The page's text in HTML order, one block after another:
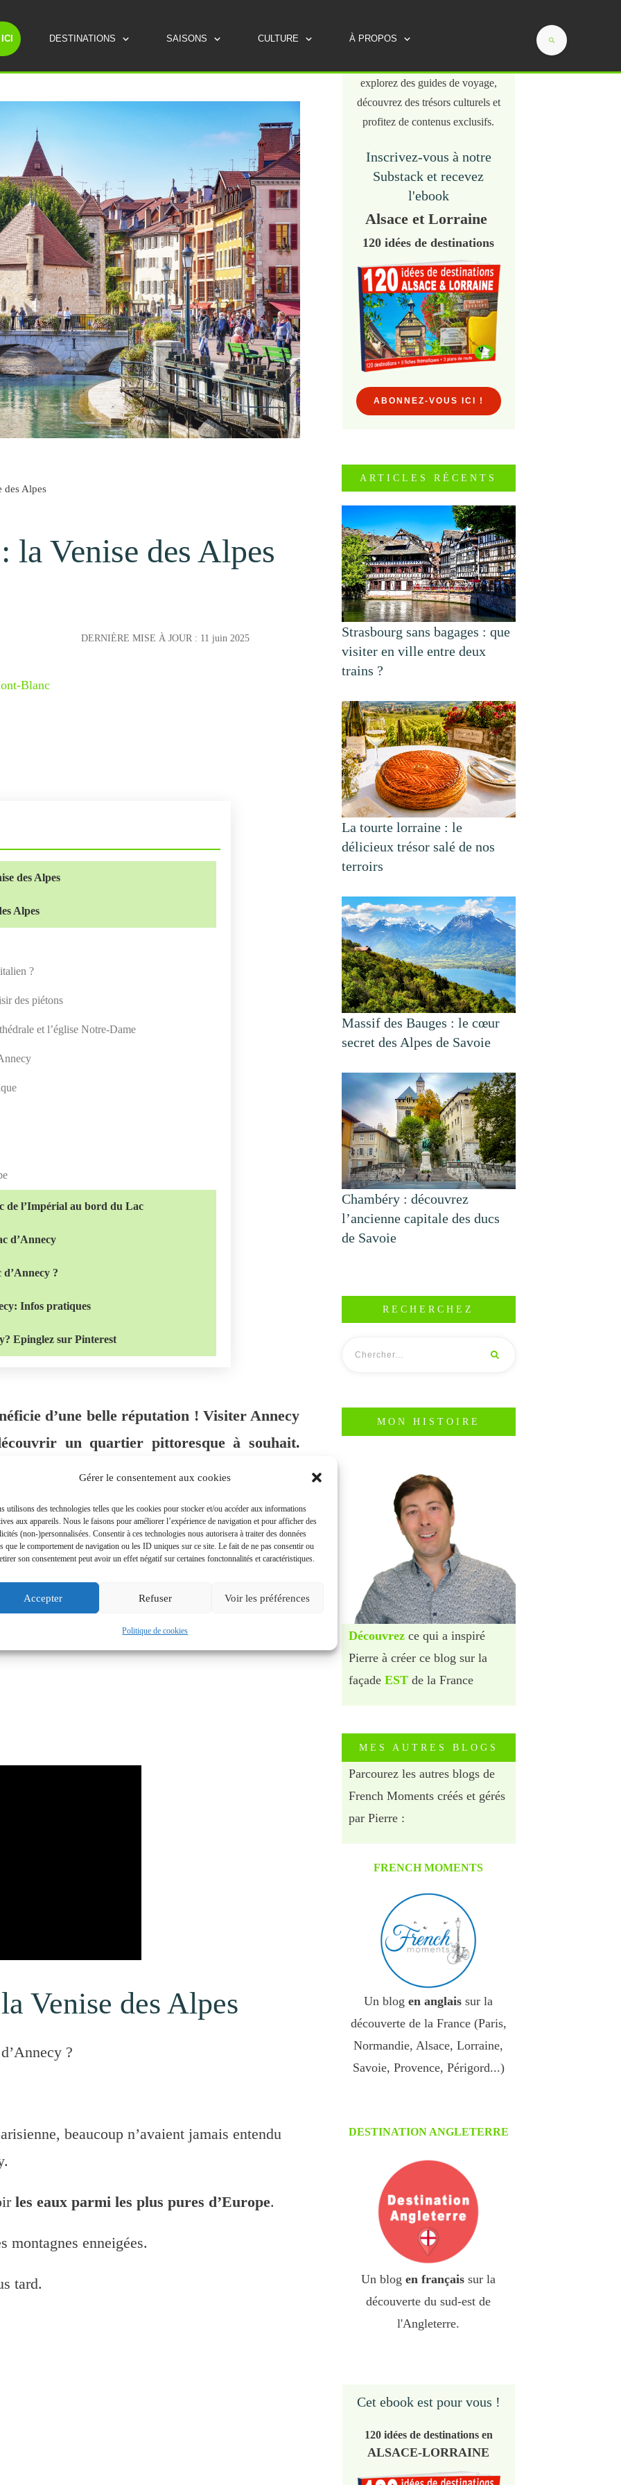
Gérer le consentement aux cookies
utilisons des technologies telles que les cookies pour stocker et/ou accéder aux informations
aux appareils. Nous le faisons pour améliorer l’expérience de navigation et pour afficher des
(non-)personnalisées. Consentir à ces technologies nous autorisera à traiter des données
que le comportement de navigation ou les ID uniques sur ce site. Le fait de ne pas consentir ou
son consentement peut avoir un effet négatif sur certaines fonctonnalités et caractéristiques.
Accepter Refuser Voir les préférences
Politique de cookies
DESTINATIONS SAISONS CULTURE À PROPOS
des Alpes
Venise des Alpes
DERNIÈRE MISE À JOUR : 11 juin 2025
Blanc
des Alpes
Alpes
?
des piétons
et l’église Notre-Dame
de l’Impérial au bord du Lac
d’Annecy
?
Infos pratiques
Epinglez sur Pinterest
d’une belle réputation ! Visiter Annecy
un quartier pittoresque à souhait.
fleuris l’été… il flotte un petit air vénitien.
et le carnaval vénitien organisé à la fin de
tour guidé de la vieille-ville.
Venise des Alpes
?
beaucoup n’avaient jamais entendu
les eaux parmi les plus pures d’Europe.
montagnes enneigées.
tard.
avec chaque email ! Plongez
explorez des guides de voyage,
découvrez des trésors culturels et
profitez de contenus exclusifs.
Inscrivez-vous à notre
Substack et recevez
l'ebook
Alsace et Lorraine
120 idées de destinations
ABONNEZ-VOUS ICI !
ARTICLES RÉCENTS
Strasbourg sans bagages : que
visiter en ville entre deux
trains ?
La tourte lorraine : le
délicieux trésor salé de nos
terroirs
Massif des Bauges : le cœur
secret des Alpes de Savoie
Chambéry : découvrez
l’ancienne capitale des ducs
de Savoie
RECHERCHEZ
MON HISTOIRE
Découvrezce qui a inspiré
Pierre à créer ce blog sur la
façade ESTde la France
MES AUTRES BLOGS
Parcourez les autres blogs de
French Moments créés et gérés
par Pierre :
FRENCH MOMENTS
Un blogen anglais sur la
découverte de la France (Paris,
Normandie, Alsace, Lorraine,
Savoie, Provence, Périgord...)
DESTINATION ANGLETERRE
Un blogen français sur la
découverte du sud-est de
l'Angleterre.
Cet ebook est pour vous !
120 idées de destinations en
ALSACE-LORRAINE